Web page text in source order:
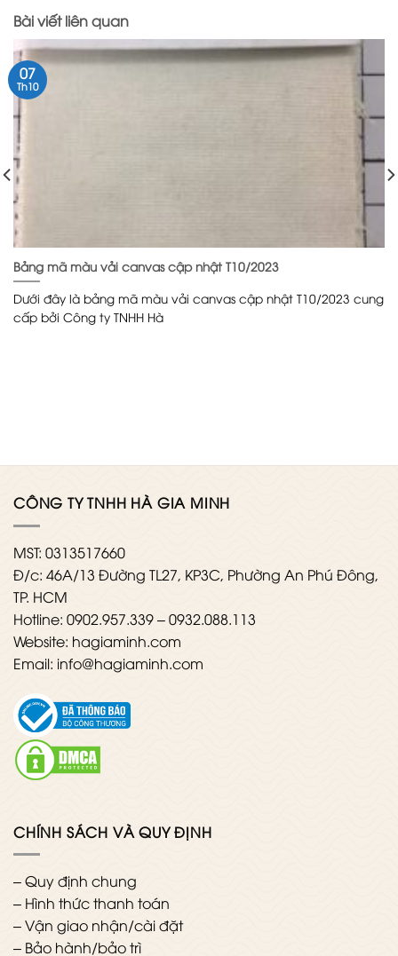
Bài viết liên quan
Bảng mã màu vải canvas cập nhật T10/2023
Dưới đây là bảng mã màu vải canvas cập nhật T10/2023 cung
cấp bởi Công ty TNHH Hà
07
Th10
CÔNG TY TNHH HÀ GIA MINH
MST: 0313517660
Đ/c: 46A/13 Đường TL27, KP3C, Phường An Phú Đông,
TP. HCM
Hotline: 0902.957.339 – 0932.088.113
Website: hagiaminh.com
Email: info@hagiaminh.com
CHÍNH SÁCH VÀ QUY ĐỊNH
–Quy định chung
– Hình thức thanh toán
–Vận giao nhận/cài đặt
– Bảo hành/bảo trì